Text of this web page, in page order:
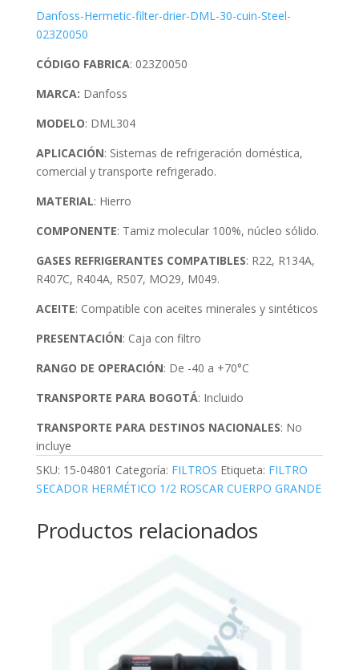
Danfoss-Hermetic-filter-drier-DML-30-cuin-Steel-
023Z0050
CÓDIGO FABRICA: 023Z0050
MARCA: Danfoss
MODELO: DML304
APLICACIÓN: Sistemas de refrigeración doméstica,
comercial y transporte refrigerado.
MATERIAL: Hierro
COMPONENTE: Tamiz molecular 100%, núcleo sólido.
GASES REFRIGERANTES COMPATIBLES: R22, R134A,
R407C, R404A, R507, MO29, M049.
ACEITE: Compatible con aceites minerales y sintéticos
PRESENTACIÓN: Caja con filtro
RANGO DE OPERACIÓN: De -40 a +70°C
TRANSPORTE PARA BOGOTÁ: Incluido
TRANSPORTE PARA DESTINOS NACIONALES: No
incluye
SKU: 15-04801 Categoría: FILTROS Etiqueta: FILTRO
SECADOR HERMÉTICO 1/2 ROSCAR CUERPO GRANDE
Productos relacionados